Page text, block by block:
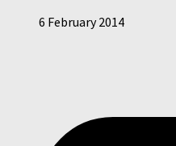
6 February 2014